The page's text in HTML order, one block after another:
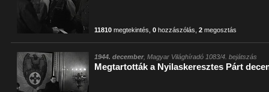
11810 megtekintés ,0 hozzászólás ,2 megosztás
1944. december, Magyar Világhíradó 1083/4. bejátszás
Megtartották a Nyilaskeresztes Párt